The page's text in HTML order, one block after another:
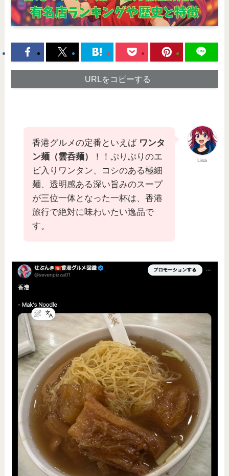
URLをコピーする
Lisa
香港グルメの定番といえば ワンタ
ン麺（雲呑麺）
！！ぷりぷりのエ
ビ入りワンタン、コシのある極細
麺、透明感ある深い旨みのスープ
が三位一体となった一杯は、香港
旅行で絶対に味わいたい逸品で
す。